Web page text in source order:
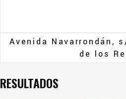
Avenida Navarrondán,
de los
RESULTADOS